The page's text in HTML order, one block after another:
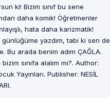
ki! Bizim sınıf bu sene
daha komik! Öğretmenler
hata daha karizmatik!
günlüğüme yazdım, tabi ki sen de
Bu arada benim adım ÇAĞLA.
sınıfa alalım mı?. Author:
Yayınları. Publisher: NESİL